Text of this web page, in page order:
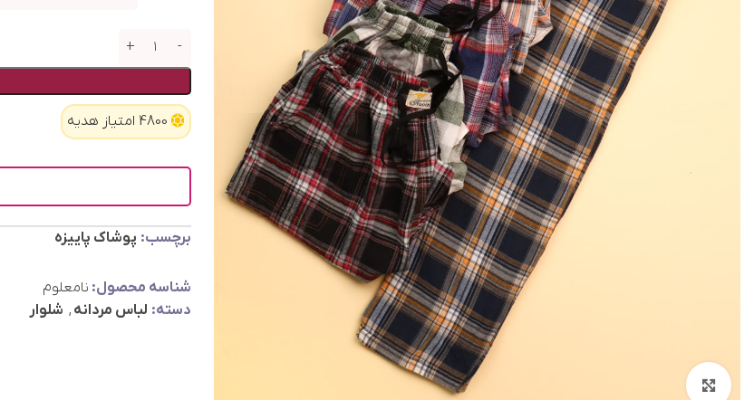
4800 امتیاز هدیه
برچسب: پوشاک پاییزه
شناسه محصول: نامعلوم
دسته: لباس مردانه , شلوار